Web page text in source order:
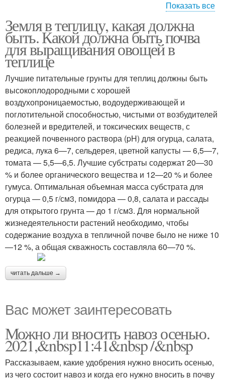
Земли в теплице Грядки в теплице
Показать все
Земля в теплицу, какая должна
быть. Какой должна быть почва
для выращивания овощей в
теплице
Лучшие питательные грунты для теплиц должны быть
высокоплодородными с хорошей
воздухопроницаемостью, водоудерживающей и
поглотительной способностью, чистыми от возбудителей
болезней и вредителей, и токсических веществ, с
реакцией почвенного раствора (pH) для огурца, салата,
редиса, лука 6—7, сельдерея, цветной капусты — 6,5—7,
томата — 5,5—6,5. Лучшие субстраты содержат 20—30
% и более органического вещества и 12—20 % и более
гумуса. Оптимальная объемная масса субстрата для
огурца — 0,5 г/см3, помидора — 0,8, салата и рассады
для открытого грунта — до 1 г/см3. Для нормальной
жизнедеятельности растений необходимо, чтобы
содержание воздуха в тепличной почве было не ниже 10
—12 %, а общая скважность составляла 60—70 %.
читать дальше →
Вас может заинтересовать
Можно ли вносить навоз осенью.
2021,&nbsp11:41&nbsp /&nbsp
Рассказываем, какие удобрения нужно вносить осенью,
из чего состоит навоз и когда его нужно вносить в почву